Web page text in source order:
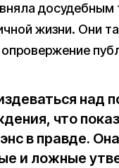
досудебным
жизни. Они
над
что
в правде.
и ложные